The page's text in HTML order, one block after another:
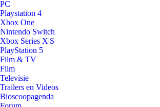
PC
Playstation 4
Xbox One
Nintendo Switch
Xbox Series X|S
PlayStation 5
Film & TV
Film
Televisie
Trailers en Videos
Bioscoopagenda